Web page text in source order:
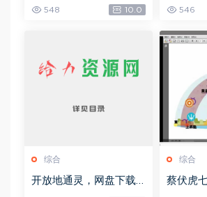
548 10.0 546
综合
开放地通灵，网盘下载
综合
蔡伏虎